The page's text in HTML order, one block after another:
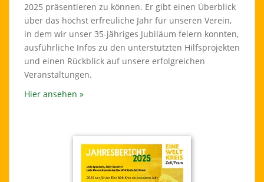
2025 präsentieren zu können. Er gibt einen Überblick
über das höchst erfreuliche Jahr für unseren Verein,
in dem wir unser 35-jähriges Jubiläum feiern konnten,
ausführliche Infos zu den unterstützten Hilfsprojekten
und einen Rückblick auf unsere erfolgreichen
Veranstaltungen.
Hier ansehen »